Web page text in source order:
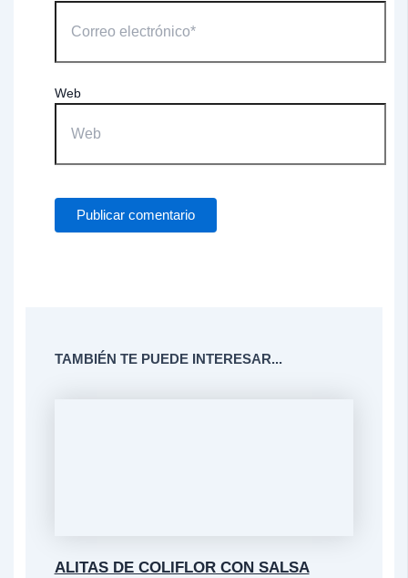
Web
TAMBIÉN TE PUEDE INTERESAR...
ALITAS DE COLIFLOR CON SALSA